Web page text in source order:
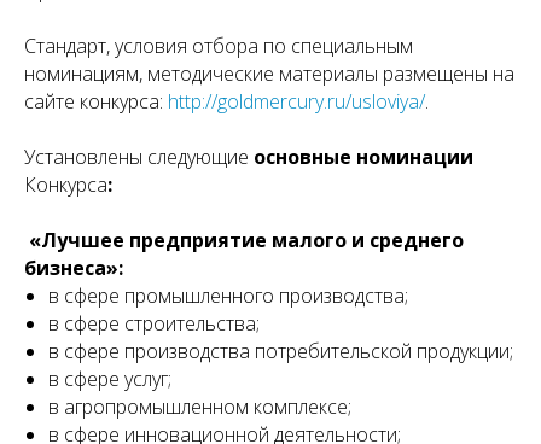
Стандарт, условия отбора по специальным
номинациям, методические материалы размещены на
сайте конкурса: http://goldmercury.ru/usloviya/.
Установлены следующие основные номинации
Конкурса:
«Лучшее предприятие малого и среднего
бизнеса»:
в сфере промышленного производства;
в сфере строительства;
в сфере производства потребительской продукции;
в сфере услуг;
в агропромышленном комплексе;
в сфере инновационной деятельности;